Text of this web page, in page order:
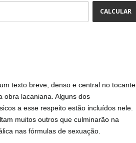
CALCULAR
texto breve, denso e central no tocante
obra lacaniana. Alguns dos
a esse respeito estão incluídos nele.
muitos outros que culminarão na
nas fórmulas de sexuação.